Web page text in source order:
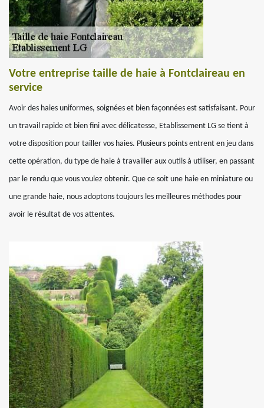
Votre entreprise taille de haie à Fontclaireau en
service
Avoir des haies uniformes, soignées et bien façonnées est satisfaisant. Pour
un travail rapide et bien fini avec délicatesse, Etablissement LG se tient à
votre disposition pour tailler vos haies. Plusieurs points entrent en jeu dans
cette opération, du type de haie à travailler aux outils à utiliser, en passant
par le rendu que vous voulez obtenir. Que ce soit une haie en miniature ou
une grande haie, nous adoptons toujours les meilleures méthodes pour
avoir le résultat de vos attentes.